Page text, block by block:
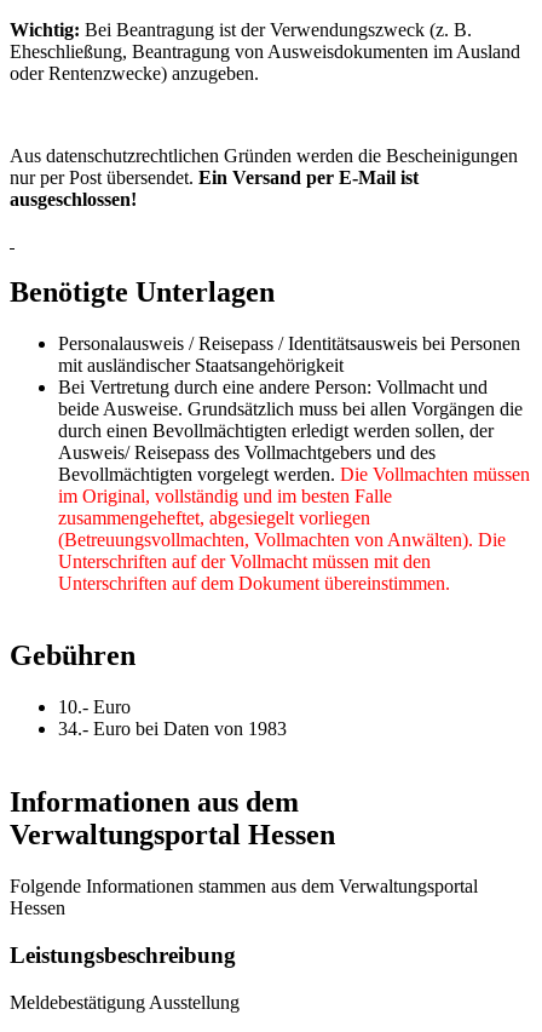
Wichtig: Bei Beantragung ist der Verwendungszweck (z. B.
Eheschließung, Beantragung von Ausweisdokumenten im Ausland
oder Rentenzwecke) anzugeben.
Aus datenschutzrechtlichen Gründen werden die Bescheinigungen
nur per Post übersendet. Ein Versand per E-Mail ist
ausgeschlossen!
Benötigte Unterlagen
Personalausweis / Reisepass / Identitätsausweis bei Personen
mit ausländischer Staatsangehörigkeit
Bei Vertretung durch eine andere Person: Vollmacht und
beide Ausweise. Grundsätzlich muss bei allen Vorgängen die
durch einen Bevollmächtigten erledigt werden sollen, der
Ausweis/ Reisepass des Vollmachtgebers und des
Bevollmächtigten vorgelegt werden. Die Vollmachten müssen
im Original, vollständig und im besten Falle
zusammengeheftet, abgesiegelt vorliegen
(Betreuungsvollmachten, Vollmachten von Anwälten). Die
Unterschriften auf der Vollmacht müssen mit den
Unterschriften auf dem Dokument übereinstimmen.
Gebühren
10.- Euro
34.- Euro bei Daten von 1983
Informationen aus dem
Verwaltungsportal Hessen
Folgende Informationen stammen aus dem Verwaltungsportal
Hessen
Leistungsbeschreibung
Meldebestätigung Ausstellung